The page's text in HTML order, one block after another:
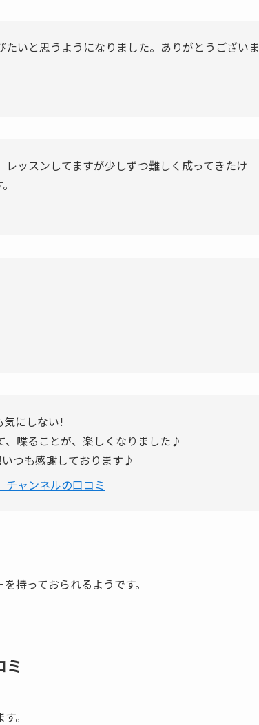
いと思うようになりました。ありがとうございま
ッスンしてますが少しずつ難しく成ってきたけ
気にしない!
、喋ることが、楽しくなりました♪
つも感謝しております♪
ャンネルの口コミ
持っておられるようです。
ミ
。